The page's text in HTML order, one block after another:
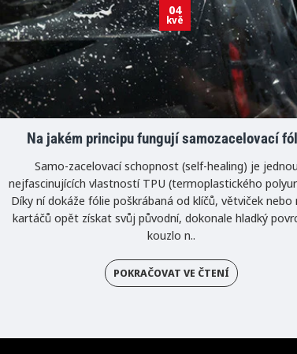
04
kvě
Na jakém principu fungují samozacelovací
Samo-zacelovací schopnost (self-healing) je
nejfascinujících vlastností TPU (termoplastického
Díky ní dokáže fólie poškrábaná od klíčů, větviček nebo
kartáčů opět získat svůj původní, dokonale hladký
kouzlo n..
POKRAČOVAT VE ČTENÍ